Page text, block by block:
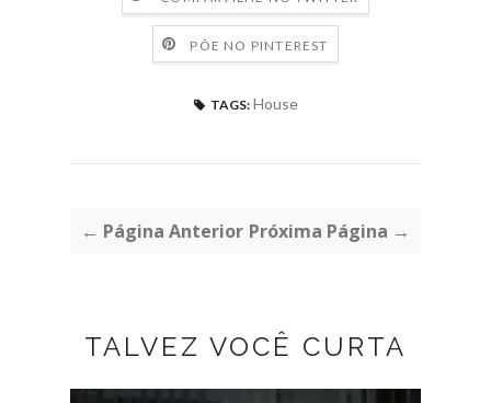
PÕE NO PINTEREST
TAGS: House
← Página Anterior Próxima Página →
TALVEZ VOCÊ CURTA